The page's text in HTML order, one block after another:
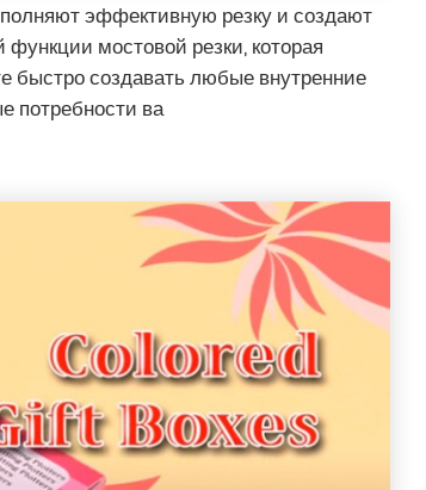
эффективную резку и создают
мостовой резки, которая
быстро создавать любые внутренние
потребности ва